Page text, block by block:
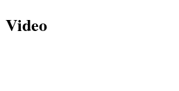
Video